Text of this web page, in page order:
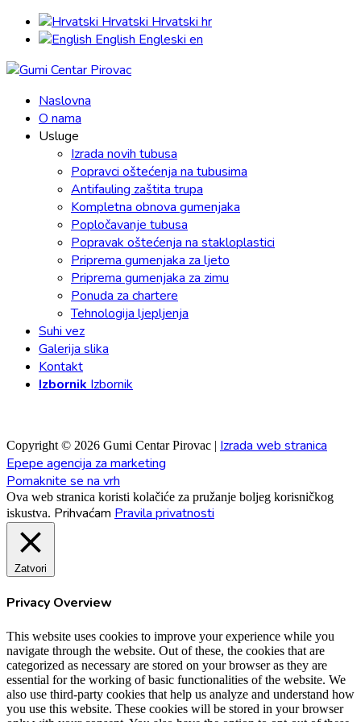
Hrvatski Hrvatski hr
English Engleski en
Naslovna
O nama
Usluge
Izrada novih tubusa
Popravci oštećenja na tubusima
Antifauling zaštita trupa
Kompletna obnova gumenjaka
Popločavanje tubusa
Popravak oštećenja na stakloplastici
Priprema gumenjaka za ljeto
Priprema gumenjaka za zimu
Ponuda za chartere
Tehnologija ljepljenja
Suhi vez
Galerija slika
Kontakt
Izbornik Izbornik
Copyright © 2026 Gumi Centar Pirovac | Izrada web stranica
Epepe agencija za marketing
Pomaknite se na vrh
Ova web stranica koristi kolačiće za pružanje boljeg korisničkog
iskustva. Prihvaćam Pravila privatnosti
Zatvori
Privacy Overview
This website uses cookies to improve your experience while you
navigate through the website. Out of these, the cookies that are
categorized as necessary are stored on your browser as they are
essential for the working of basic functionalities of the website. We
also use third-party cookies that help us analyze and understand how
you use this website. These cookies will be stored in your browser